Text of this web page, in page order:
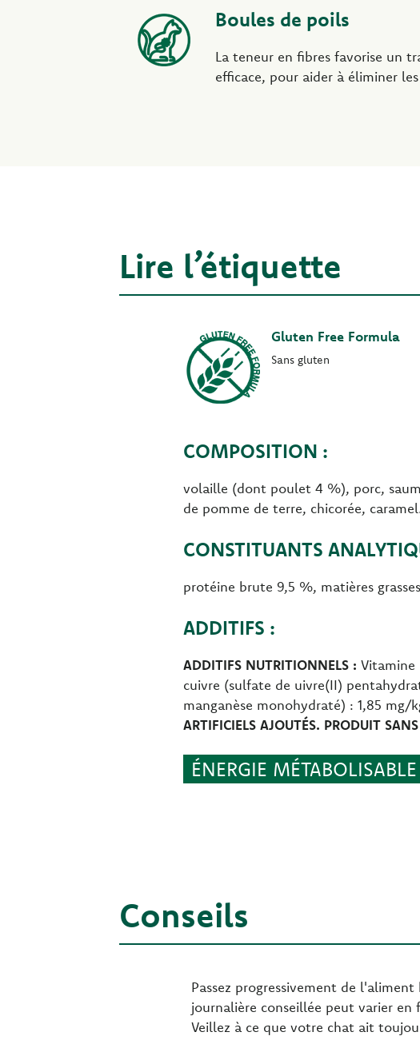
Boules de poils
La teneur en fibres favorise un
efficace, pour aider à éliminer
Lire l’étiquette
Gluten Free Formula
Sans gluten
COMPOSITION :
volaille (dont poulet 4 %), porc,
de pomme de terre, chicorée,
CONSTITUANTS
protéine brute 9,5 %, matières
ADDITIFS :
ADDITIFS NUTRITIONNELS : Vitamine
cuivre (sulfate de uivre(II)
manganèse monohydraté) : 1,85
ARTIFICIELS AJOUTÉS. PRODUIT
ÉNERGIE
Conseils
Passez progressivement de
journalière conseillée peut varier
Veillez à ce que votre chat ait